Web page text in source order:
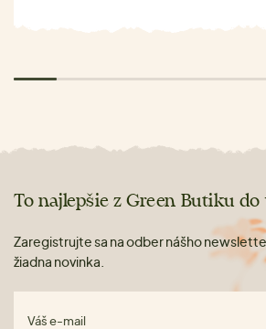
To najlepšie z Green Butiku
Zaregistrujte sa na odber nášho
žiadna novinka.
Váš e-mail